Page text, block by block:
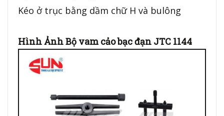
Kéo ở trục bằng dầm chữ H và bulông
Hình Ảnh Bộ vam cảo bạc đạn JTC 1144